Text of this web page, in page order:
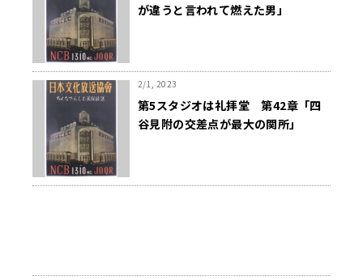
が違うと言われて燃えた男」
2/1, 2023
第5スタジオは礼拝堂 第42章「四
谷見附の交差点が最大の関所」